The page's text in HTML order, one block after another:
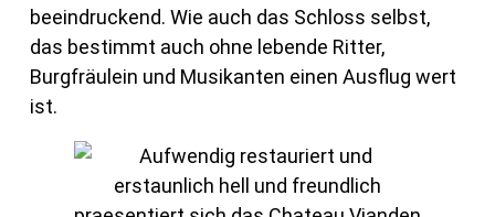
beeindruckend. Wie auch das Schloss selbst,
das bestimmt auch ohne lebende Ritter,
Burgfräulein und Musikanten einen Ausflug wert
ist.